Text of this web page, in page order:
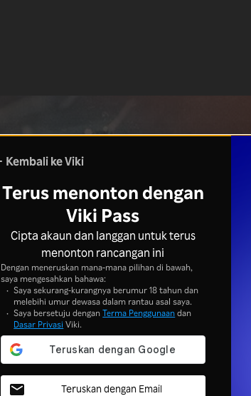
Kembali ke Viki
Terus menonton dengan
Viki Pass
Cipta akaun dan langgan untuk terus
menonton rancangan ini
Dengan meneruskan mana-mana pilihan di bawah,
saya mengesahkan bahawa:
Saya sekurang-kurangnya berumur 18 tahun dan
melebihi umur dewasa dalam rantau asal saya.
Saya bersetuju denganTerma Penggunaandan
Dasar Privasi Viki.
Teruskan dengan Email